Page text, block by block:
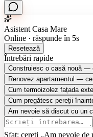
Asistent Casa Mare
Online · răspunde în 5s
Resetează
Întrebări rapide
Construiesc o casă nouă —
Renovez apartamentul —
Cum termoizolez fațada
Cum pregătesc pereții
Am nevoie să discut cu un
Sfat: cereți „Am nevoie de